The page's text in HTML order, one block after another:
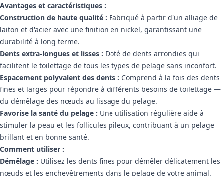
Avantages et caractéristiques :
Construction de haute qualité : Fabriqué à partir d'un alliage de
laiton et d'acier avec une finition en nickel, garantissant une
durabilité à long terme.
Dents extra-longues et lisses : Doté de dents arrondies qui
facilitent le toilettage de tous les types de pelage sans inconfort.
Espacement polyvalent des dents : Comprend à la fois des dents
fines et larges pour répondre à différents besoins de toilettage —
du démêlage des nœuds au lissage du pelage.
Favorise la santé du pelage : Une utilisation régulière aide à
stimuler la peau et les follicules pileux, contribuant à un pelage
brillant et en bonne santé.
Comment utiliser :
Démêlage : Utilisez les dents fines pour démêler délicatement les
nœuds et les enchevêtrements dans le pelage de votre animal.